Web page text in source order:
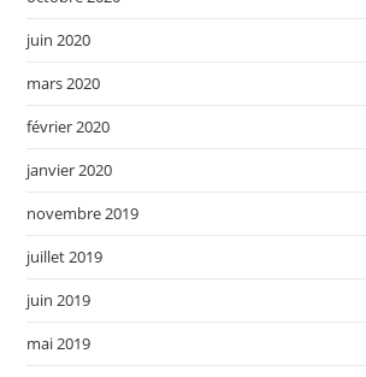
juin 2020
mars 2020
février 2020
janvier 2020
novembre 2019
juillet 2019
juin 2019
mai 2019